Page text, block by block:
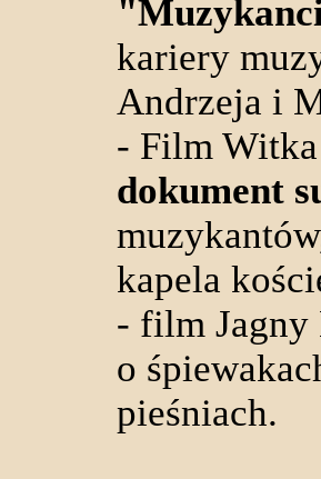
kariery
Andrzeja i
- Film
dokument
kapela
- film
o
pieśniach.